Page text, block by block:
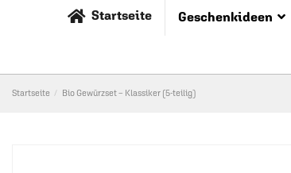
Startseite Geschenkideen
Startseite Bio Gewürzset – Klassiker (5-teilig)